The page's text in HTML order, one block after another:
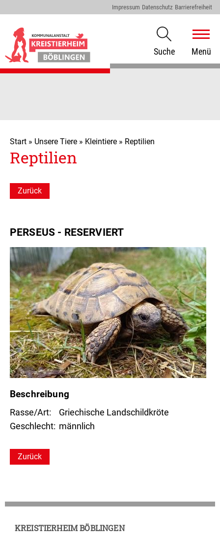
Impressum Datenschutz Barrierefreiheit
Suche Menü
Start » Unsere Tiere » Kleintiere » Reptilien
Reptilien
Zurück
PERSEUS - RESERVIERT
Beschreibung
Rasse/Art
Griechische Landschildkröte
Geschlecht männlich
Zurück
KREISTIERHEIM BÖBLINGEN